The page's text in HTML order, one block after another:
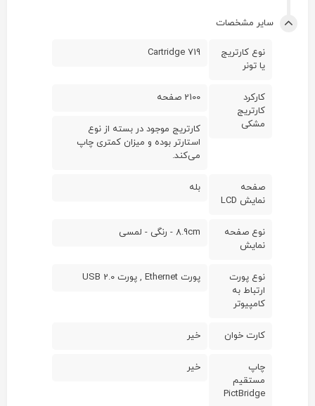
سایر مشخصات
نوع کارتریج
یا تونر
Cartridge 719
کارکرد
کارتریج
مشکی
2100 صفحه
کارتریج موجود در بسته از نوع
استارتر بوده و میزان کمتری چاپ
می‌کند.
صفحه
نمایش LCD
بله
نوع صفحه
نمایش
8.9cm - رنگی - لمسی
نوع پورت
ارتباط به
کامپیوتر
پورت Ethernet , پورت USB 2.0
کارت خوان خیر
چاپ
مستقیم
PictBridge
خیر